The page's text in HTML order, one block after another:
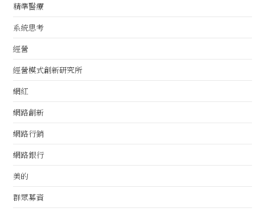
精準醫療
系統思考
經營
經營模式創新研究所
網紅
網路創新
網路行銷
網路銀行
美的
群眾募資